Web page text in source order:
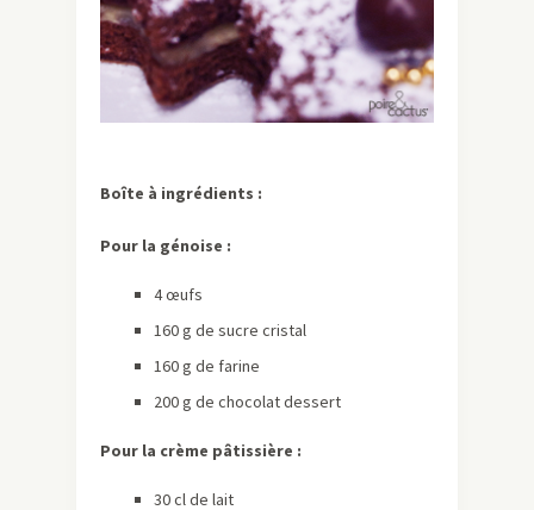
Boîte à ingrédients :
Pour la génoise :
4 œufs
160 g de sucre cristal
160 g de farine
200 g de chocolat dessert
Pour la crème pâtissière :
30 cl de lait